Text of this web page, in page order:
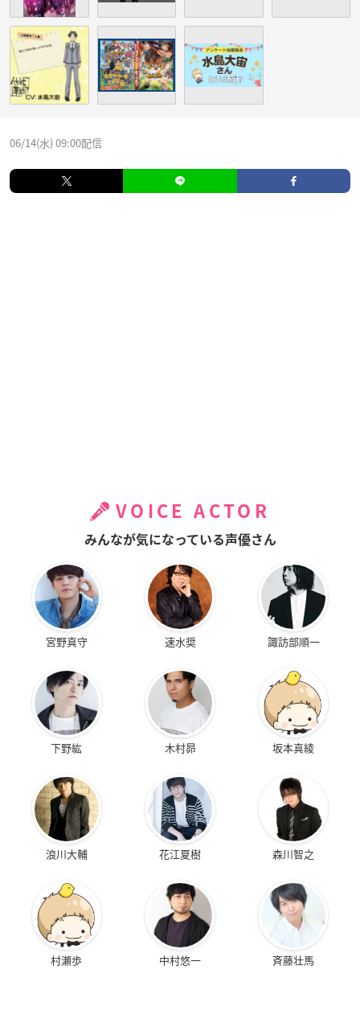
06/14(水) 09:00配信
VOICE ACTOR
みんなが気になっている声優さん
宮野真守 速水奨 諏訪部順一
下野紘 木村昴 坂本真綾
浪川大輔 花江夏樹 森川智之
村瀬歩 中村悠一 斉藤壮馬